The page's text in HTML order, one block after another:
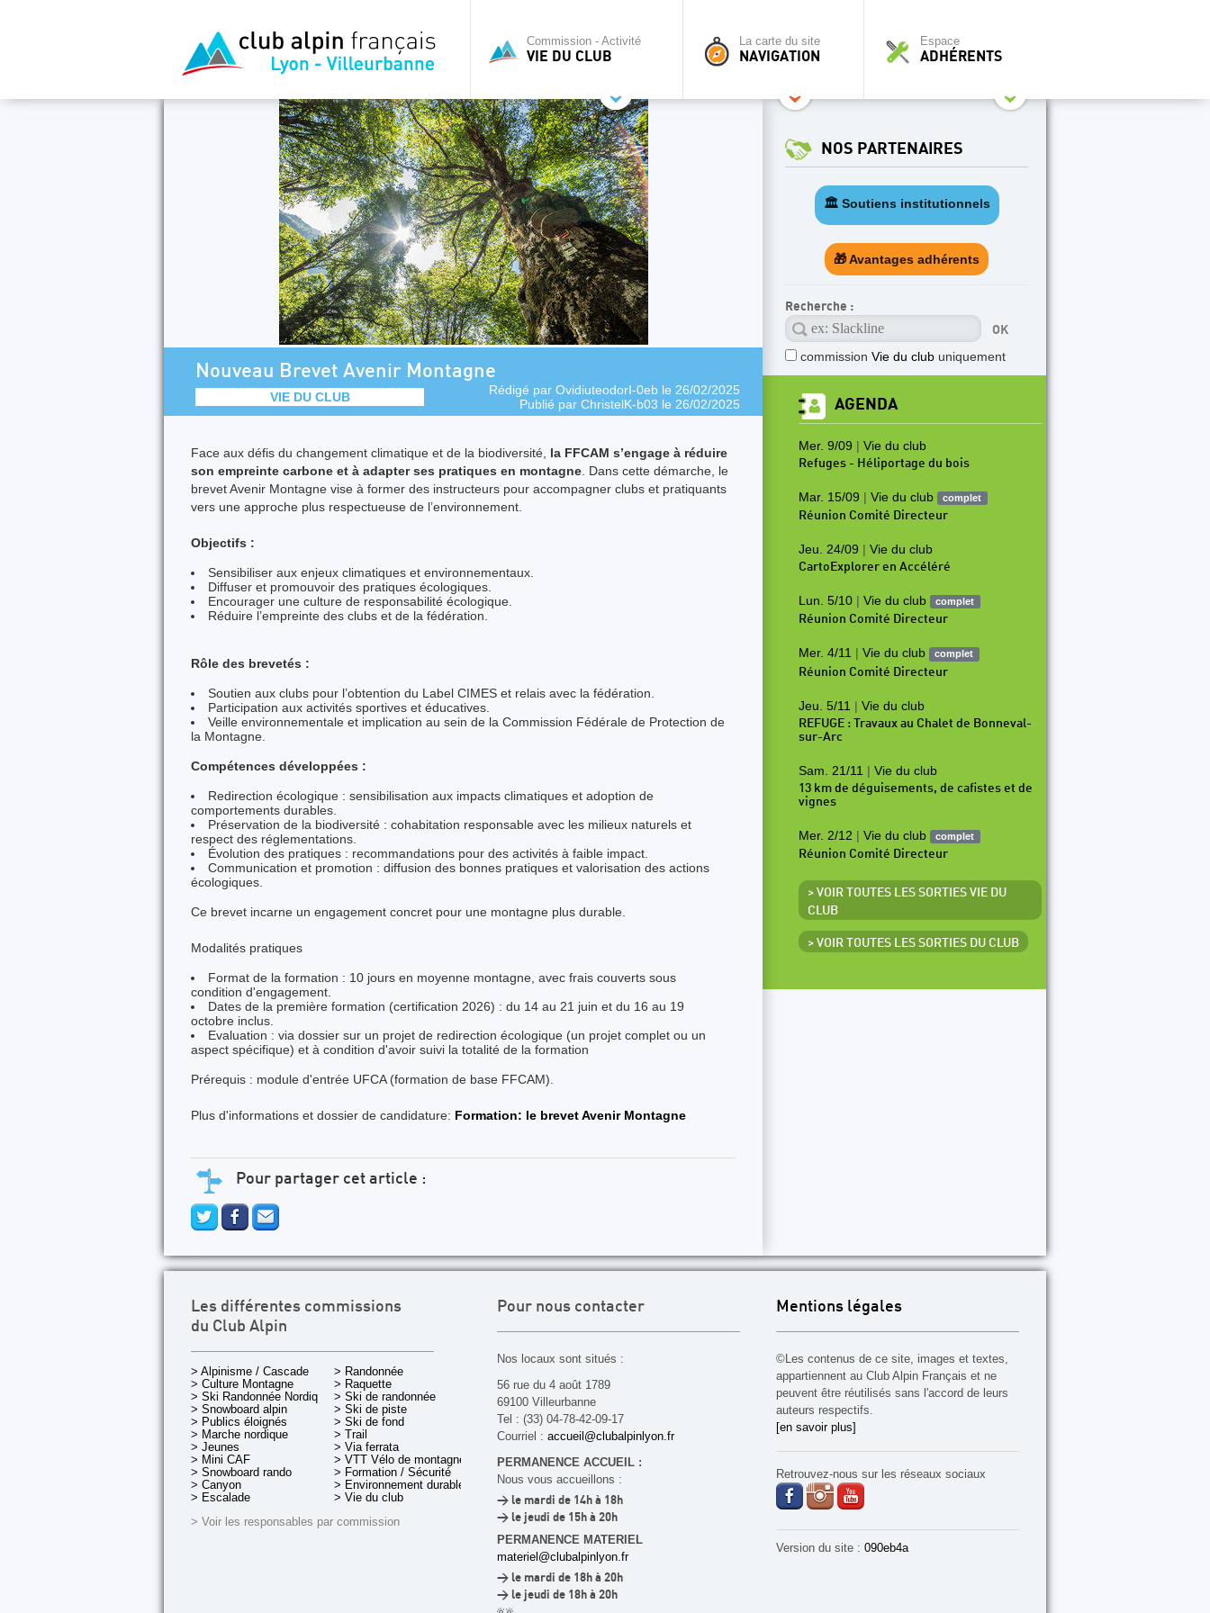
Commission - Activité
VIE DU CLUB
La carte du site
NAVIGATION
Espace
ADHÉRENTS
Nouveau Brevet Avenir Montagne
VIE DU CLUB Rédigé par OvidiuteodorI-0eb le 26/02/2025
Publié par ChristelK-b03 le 26/02/2025
Face aux défis du changement climatique et de la biodiversité, la FFCAM s’engage à réduire
son empreinte carbone et à adapter ses pratiques en montagne . Dans cette démarche, le
brevet Avenir Montagne vise à former des instructeurs pour accompagner clubs et pratiquants
vers une approche plus respectueuse de l’environnement.
Objectifs :
Sensibiliser aux enjeux climatiques et environnementaux.
Diffuser et promouvoir des pratiques écologiques.
Encourager une culture de responsabilité écologique.
Réduire l’empreinte des clubs et de la fédération.
Rôle des brevetés :
Soutien aux clubs pour l’obtention du Label CIMES et relais avec la fédération.
Participation aux activités sportives et éducatives.
Veille environnementale et implication au sein de la Commission Fédérale de Protection de
la Montagne.
Compétences développées :
Redirection écologique : sensibilisation aux impacts climatiques et adoption de
comportements durables.
Préservation de la biodiversité : cohabitation responsable avec les milieux naturels et
respect des réglementations.
Évolution des pratiques : recommandations pour des activités à faible impact.
Communication et promotion : diffusion des bonnes pratiques et valorisation des actions
écologiques.
Ce brevet incarne un engagement concret pour une montagne plus durable.
Modalités pratiques
Format de la formation : 10 jours en moyenne montagne, avec frais couverts sous
condition d'engagement.
Dates de la première formation (certification 2026) : du 14 au 21 juin et du 16 au 19
octobre inclus.
Evaluation : via dossier sur un projet de redirection écologique (un projet complet ou un
aspect spécifique) et à condition d'avoir suivi la totalité de la formation
Prérequis : module d'entrée UFCA (formation de base FFCAM).
Plus d'informations et dossier de candidature: Formation: le brevet Avenir Montagne
Pour partager cet article :
NOS PARTENAIRES
🏛️ Soutiens institutionnels
🎁 Avantages adhérents
Recherche :
commission Vie du club uniquement
AGENDA
Mer. 9/09 | Vie du club
Refuges - Héliportage du bois
Mar. 15/09 | Vie du club complet
Réunion Comité Directeur
Jeu. 24/09 | Vie du club
CartoExplorer en Accéléré
Lun. 5/10 | Vie du club complet
Réunion Comité Directeur
Mer. 4/11 | Vie du club complet
Réunion Comité Directeur
Jeu. 5/11 | Vie du club
REFUGE : Travaux au Chalet de Bonneval-
sur-Arc
Sam. 21/11 | Vie du club
13 km de déguisements, de cafistes et de
vignes
Mer. 2/12 | Vie du club complet
Réunion Comité Directeur
> VOIR TOUTES LES SORTIES VIE DU
CLUB
> VOIR TOUTES LES SORTIES DU CLUB
Les différentes commissions
du Club Alpin
> Alpinisme / Cascade
> Culture Montagne
> Ski Randonnée Nordique
> Snowboard alpin
> Publics éloignés
> Marche nordique
> Jeunes
> Mini CAF
> Snowboard rando
> Canyon
> Escalade
> Randonnée
> Raquette
> Ski de randonnée
> Ski de piste
> Ski de fond
> Trail
> Via ferrata
> VTT Vélo de montagne
> Formation / Sécurité
> Environnement durable
> Vie du club
> Voir les responsables par commission
Pour nous contacter
Nos locaux sont situés :
56 rue du 4 août 1789
69100 Villeurbanne
Tel : (33) 04-78-42-09-17
Courriel : accueil@clubalpinlyon.fr
PERMANENCE ACCUEIL :
Nous vous accueillons :
> le mardi de 14h à 18h
> le jeudi de 15h à 20h
PERMANENCE MATERIEL
materiel@clubalpinlyon.fr
> le mardi de 18h à 20h
> le jeudi de 18h à 20h
Mentions légales
©Les contenus de ce site, images et textes,
appartiennent au Club Alpin Français et ne
peuvent être réutilisés sans l'accord de leurs
auteurs respectifs.
[en savoir plus]
Retrouvez-nous sur les réseaux sociaux
Version du site : 090eb4a